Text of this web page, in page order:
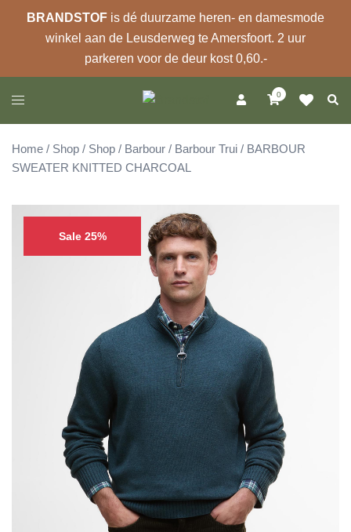
BRANDSTOF is dé duurzame heren- en damesmode
winkel aan de Leusderweg te Amersfoort. 2 uur
parkeren voor de deur kost 0,60.-
naar
de
inhoud
Toggle
0
Home / Shop / Shop / Barbour / Barbour Trui / BARBOUR
SWEATER KNITTED CHARCOAL
Sale 25%